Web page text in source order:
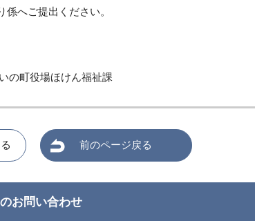
へご提出ください。
の町役場ほけん福祉課
前のページ戻る
お問い合わせ